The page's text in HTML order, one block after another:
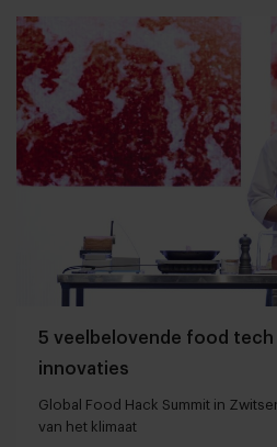
5 veelbelovende food tech
innovaties
Global Food Hack Summit in
van het klimaat